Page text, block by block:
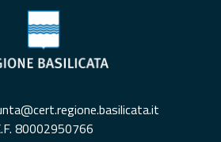
80002950766